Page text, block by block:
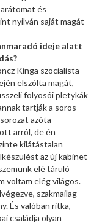
és
nyilván saját magát
ideje alatt
Kinga szocialista
elszólta magát,
folyosói pletykák
tartják a soros
azóta
arról, de én
kilátástalan
az új kabinet
elé táruló
voltam elég világos.
szakmailag
És valóban ritka,
családja olyan